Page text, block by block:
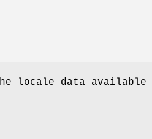
locale data